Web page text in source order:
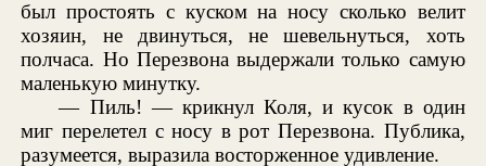
был простоять с куском на носу сколько велит
хозяин, не двинуться, не шевельнуться, хоть
полчаса. Но Перезвона выдержали только самую
маленькую минутку.
— Пиль! — крикнул Коля, и кусок в один
миг перелетел с носу в рот Перезвона. Публика,
разумеется, выразила восторженное удивление.